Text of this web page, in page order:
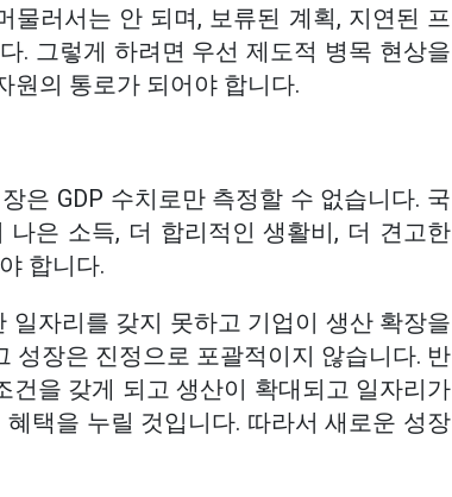
물러서는 안 되며, 보류된 계획, 지연된 프
. 그렇게 하려면 우선 제도적 병목 현상을
원의 통로가 되어야 합니다.
은 GDP 수치로만 측정할 수 없습니다. 국
은 소득, 더 합리적인 생활비, 더 견고한
합니다.
자리를 갖지 못하고 기업이 생산 확장을
성장은 진정으로 포괄적이지 않습니다. 반
을 갖게 되고 생산이 확대되고 일자리가
택을 누릴 것입니다. 따라서 새로운 성장